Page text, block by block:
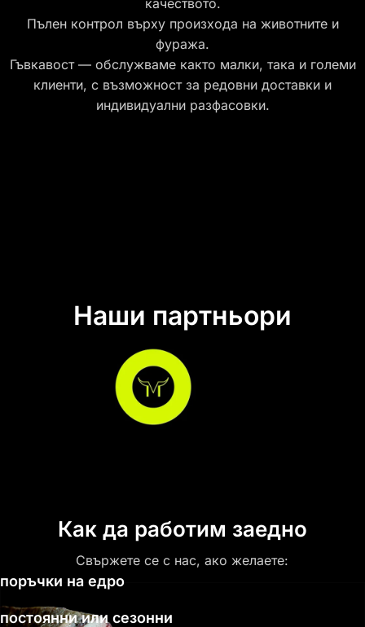
качеството.
Пълен контрол върху произхода на животните и
фуража.
Гъвкавост — обслужваме както малки, така и големи
клиенти, с възможност за редовни доставки и
индивидуални разфасовки.
Наши партньори
Как да работим заедно
Свържете се с нас, ако желаете:
поръчки на едро
постоянни или сезонни